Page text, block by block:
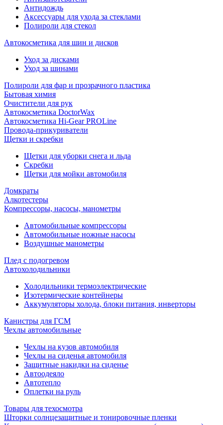
Антидождь
Аксессуары для ухода за стеклами
Полироли для стекол
Автокосметика для шин и дисков
Уход за дисками
Уход за шинами
Полироли для фар и прозрачного пластика
Бытовая химия
Очистители для рук
Автокосметика DoctorWax
Автокосметика Hi-Gear PROLine
Провода-прикуриватели
Щетки и скребки
Щетки для уборки снега и льда
Скребки
Щетки для мойки автомобиля
Домкраты
Алкотестеры
Компрессоры, насосы, манометры
Автомобильные компрессоры
Автомобильные ножные насосы
Воздушные манометры
Плед с подогревом
Автохолодильники
Холодильники термоэлектрические
Изотермические контейнеры
Аккумуляторы холода, блоки питания, инверторы
Канистры для ГСМ
Чехлы автомобильные
Чехлы на кузов автомобиля
Чехлы на сиденья автомобиля
Защитные накидки на сиденье
Автоодеяло
Автотепло
Оплетки на руль
Товары для техосмотра
Шторки солнцезащитные и тонировочные пленки